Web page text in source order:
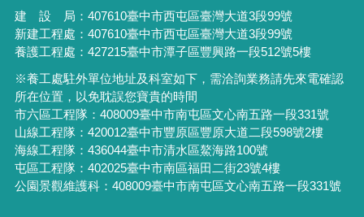
建 設 局： 407610臺中市西屯區臺灣大道3段99號
新建工程處：407610臺中市西屯區臺灣大道3段99號
養護工程處：427215臺中市潭子區豐興路一段512號5樓
※養工處駐外單位地址及科室如下，需洽詢業務請先來電確認
所在位置，以免耽誤您寶貴的時間
市六區工程隊：408009臺中市南屯區文心南五路一段331號
山線工程隊：420012臺中市豐原區豐原大道二段598號2樓
海線工程隊：436044臺中市清水區鰲海路100號
屯區工程隊：402025臺中市南區福田二街23號4樓
公園景觀維護科：408009臺中市南屯區文心南五路一段331號